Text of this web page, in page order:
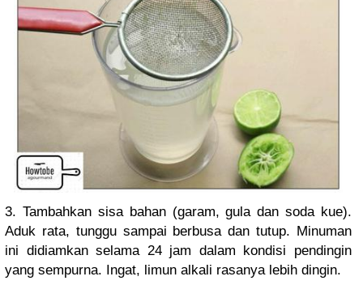
3. Tambahkan sisa bahan (garam, gula dan soda kue).
Aduk rata, tunggu sampai berbusa dan tutup. Minuman
ini didiamkan selama 24 jam dalam kondisi pendingin
yang sempurna. Ingat, limun alkali rasanya lebih dingin.